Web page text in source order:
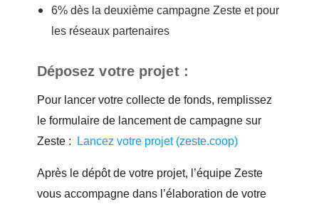
6% dès la deuxième campagne Zeste et pour
les réseaux partenaires
Déposez votre projet :
Pour lancer votre collecte de fonds, remplissez
le formulaire de lancement de campagne sur
Zeste :
Lancez votre projet (zeste.coop)
Après le dépôt de votre projet, l’équipe Zeste
vous accompagne dans l’élaboration de votre